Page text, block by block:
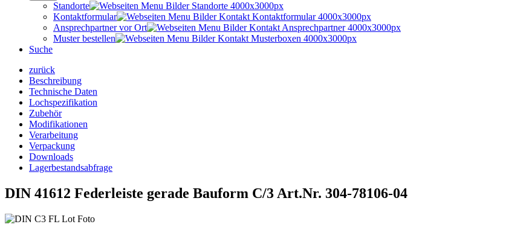
Standorte
Kontaktformular
Ansprechpartner vor Ort
Muster bestellen
Suche
zurück
Beschreibung
Technische Daten
Lochspezifikation
Zubehör
Modifikationen
Verarbeitung
Verpackung
Downloads
Lagerbestandsabfrage
DIN 41612 Federleiste gerade Bauform C/3 Art.Nr. 304-78106-04